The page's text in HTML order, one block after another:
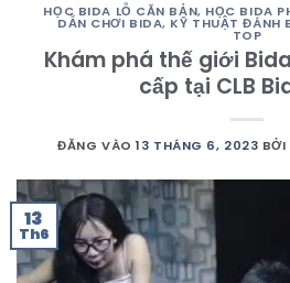
HỌC BIDA LỖ CĂN BẢN, HỌC BIDA
DẪN CHƠI BIDA, KỸ THUẬT ĐÁNH
TOP
Khám phá thế giới
cấp tại CLB
ĐĂNG VÀO13 THÁNG 6, 2023 BỞI
13
Th6